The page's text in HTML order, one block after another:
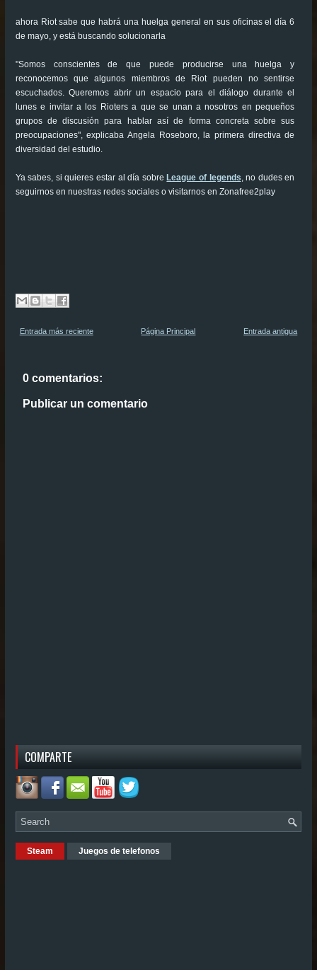
ahora Riot sabe que habrá una huelga general en sus oficinas el día 6
de mayo, y está buscando solucionarla
"Somos conscientes de que puede producirse una huelga y
reconocemos que algunos miembros de Riot pueden no sentirse
escuchados. Queremos abrir un espacio para el diálogo durante el
lunes e invitar a los Rioters a que se unan a nosotros en pequeños
grupos de discusión para hablar así de forma concreta sobre sus
preocupaciones", explicaba Angela Roseboro, la primera directiva de
diversidad del estudio.
Ya sabes, si quieres estar al día sobreLeague of legends , no dudes en
seguirnos en nuestras redes sociales o visitarnos en Zonafree2play
Entrada más reciente Entrada antigua
Página Principal
0 comentarios:
Publicar un comentario
COMPARTE
Steam Juegos de telefonos